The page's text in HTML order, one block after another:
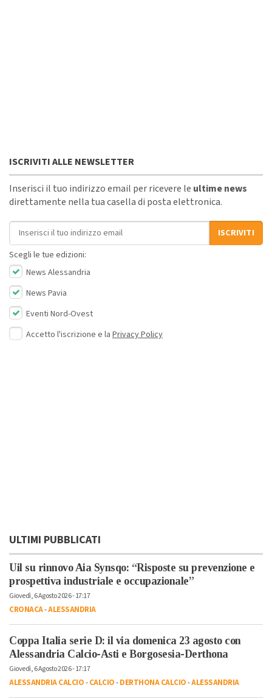
ISCRIVITI ALLE NEWSLETTER
Inserisci il tuo indirizzo email per ricevere le ultime news
direttamente nella tua casella di posta elettronica.
Indirizzo email
ISCRIVITI
Scegli le tue edizioni:
News Alessandria
News Pavia
Eventi Nord-Ovest
Accetto l'iscrizione e la Privacy Policy
ULTIMI PUBBLICATI
Uil su rinnovo Aia Synsqo: “Risposte su prevenzione e
prospettiva industriale e occupazionale”
Giovedì, 6 Agosto 2026 - 17:17
CRONACA-ALESSANDRIA
Coppa Italia serie D: il via domenica 23 agosto con
Alessandria Calcio-Asti e Borgosesia-Derthona
Giovedì, 6 Agosto 2026 - 17:17
ALESSANDRIA CALCIO-CALCIO-DERTHONA CALCIO-ALESSANDRIA